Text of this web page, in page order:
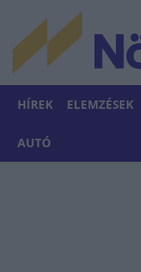
HÍREK ELEMZÉSEK
AUTÓ